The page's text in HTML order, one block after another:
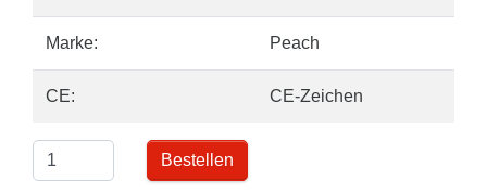
Marke: Peach
CE: CE-Zeichen
Bestellen